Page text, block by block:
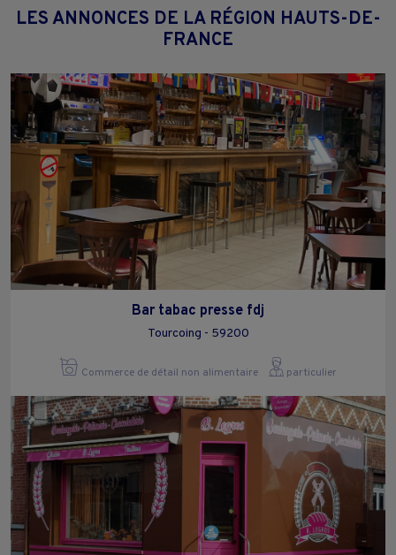
LES ANNONCES DE LA RÉGION HAUTS-DE-
FRANCE
Bar tabac presse fdj
Tourcoing - 59200
Commerce de détail non alimentaire particulier